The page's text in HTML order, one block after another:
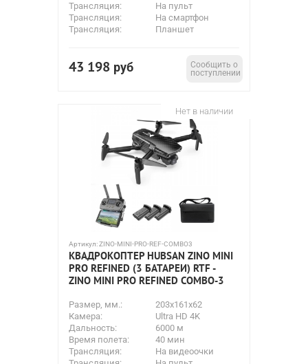
Трансляция:
На пульт
Трансляция:
На смартфон
Трансляция:
Планшет
43 198 руб
Сообщить о
поступлении
Нет в наличии
Артикул:ZINO-MINI-PRO-REF-COMBO3
КВАДРОКОПТЕР HUBSAN ZINO MINI
PRO REFINED (3 БАТАРЕИ) RTF -
ZINO MINI PRO REFINED COMBO-3
Размер, мм.:
203x161x62
Камера:
Ultra HD 4K
Дальность:
6000 м
Время полета:
40 мин
Трансляция:
На видеоочки